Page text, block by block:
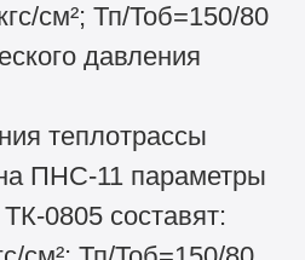
см²; Тп/Тоб=150/80
давления
теплотрассы
ПНС-11 параметры
0805 составят: